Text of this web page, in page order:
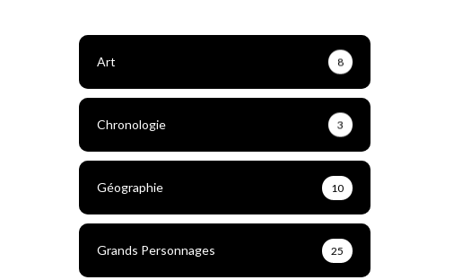
Art 8
Chronologie 3
Géographie 10
Grands Personnages 25